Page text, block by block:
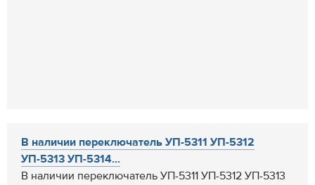
В наличии переключатель УП-5311 УП-5312
УП-5313 УП-5314...
В наличии переключатель УП-5311 УП-5312 УП-5313